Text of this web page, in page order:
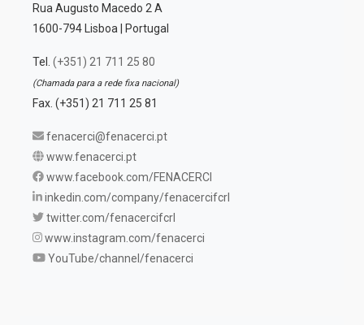
Rua Augusto Macedo 2 A
1600-794 Lisboa | Portugal
Tel. (+351) 21 711 25 80
(Chamada para a rede fixa nacional)
Fax. (+351) 21 711 25 81
fenacerci@fenacerci.pt
www.fenacerci.pt
www.facebook.com/FENACERCI
inkedin.com/company/fenacercifcrl
twitter.com/fenacercifcrl
www.instagram.com/fenacerci
YouTube/channel/fenacerci